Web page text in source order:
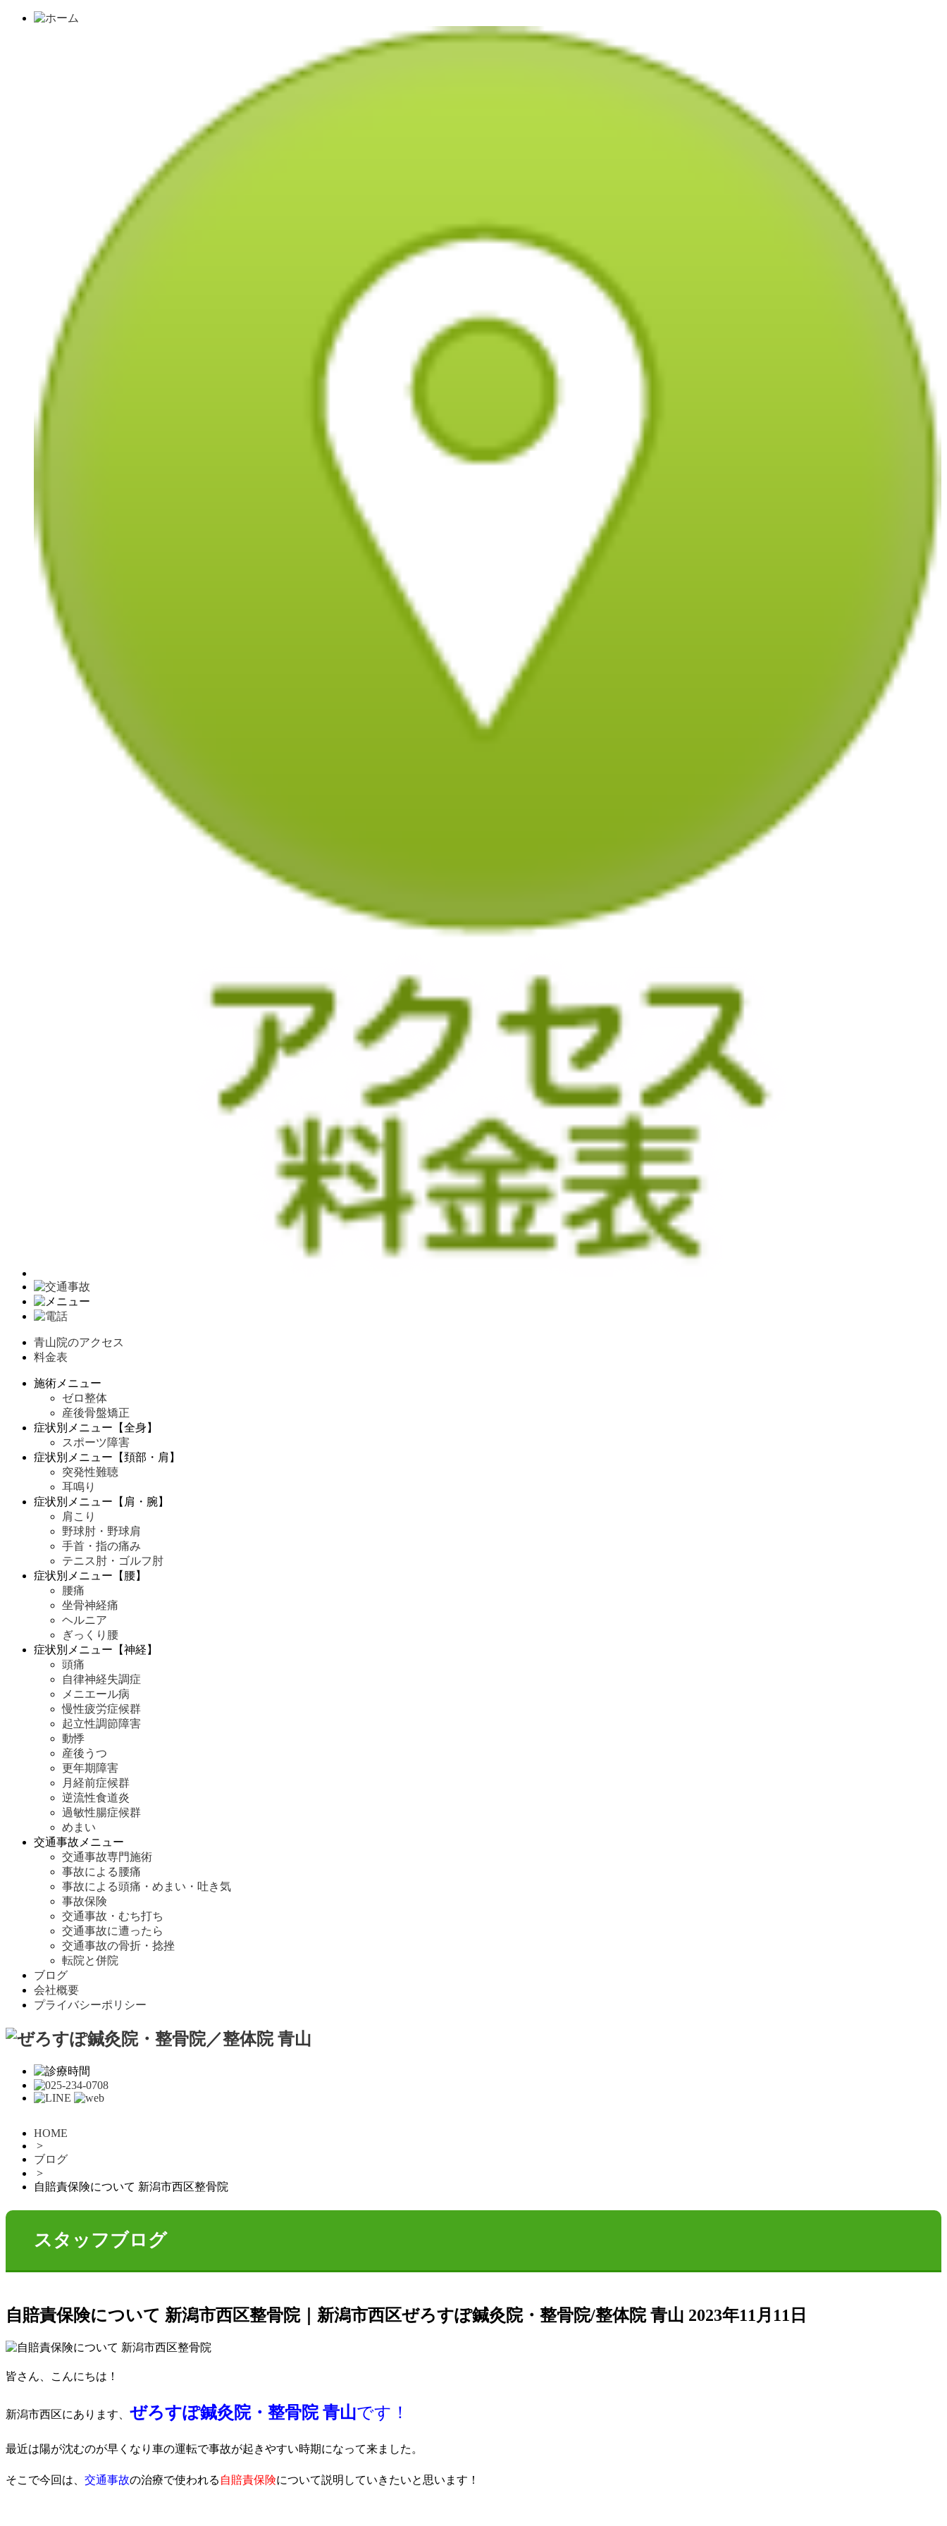
青山院のアクセス
料金表
施術メニュー
ゼロ整体
産後骨盤矯正
症状別メニュー【全身】
スポーツ障害
症状別メニュー【頚部・肩】
突発性難聴
耳鳴り
症状別メニュー【肩・腕】
肩こり
野球肘・野球肩
手首・指の痛み
テニス肘・ゴルフ肘
症状別メニュー【腰】
腰痛
坐骨神経痛
ヘルニア
ぎっくり腰
症状別メニュー【神経】
頭痛
自律神経失調症
メニエール病
慢性疲労症候群
起立性調節障害
動悸
産後うつ
更年期障害
月経前症候群
逆流性食道炎
過敏性腸症候群
めまい
交通事故メニュー
交通事故専門施術
事故による腰痛
事故による頭痛・めまい・吐き気
事故保険
交通事故・むち打ち
交通事故に遭ったら
交通事故の骨折・捻挫
転院と併院
ブログ
会社概要
プライバシーポリシー
HOME
>
ブログ
>
自賠責保険について 新潟市西区整骨院
スタッフブログ
自賠責保険について 新潟市西区整骨院｜新潟市西区ぜろすぽ鍼灸院・整骨院/整体院 青山 2023年11月11日
皆さん、こんにちは！
新潟市西区にあります、 ぜろすぽ鍼灸院・整骨院 青山です！
最近は陽が沈むのが早くなり車の運転で事故が起きやすい時期になって来ました。
そこで今回は、 交通事故の治療で使われる 自賠責保険について説明していきたいと思います！